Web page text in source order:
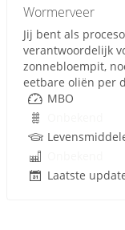
Wormerveer
Jij bent als
verantwoordelijk
zonnebloempit,
eetbare oliën per
MBO
Laatste